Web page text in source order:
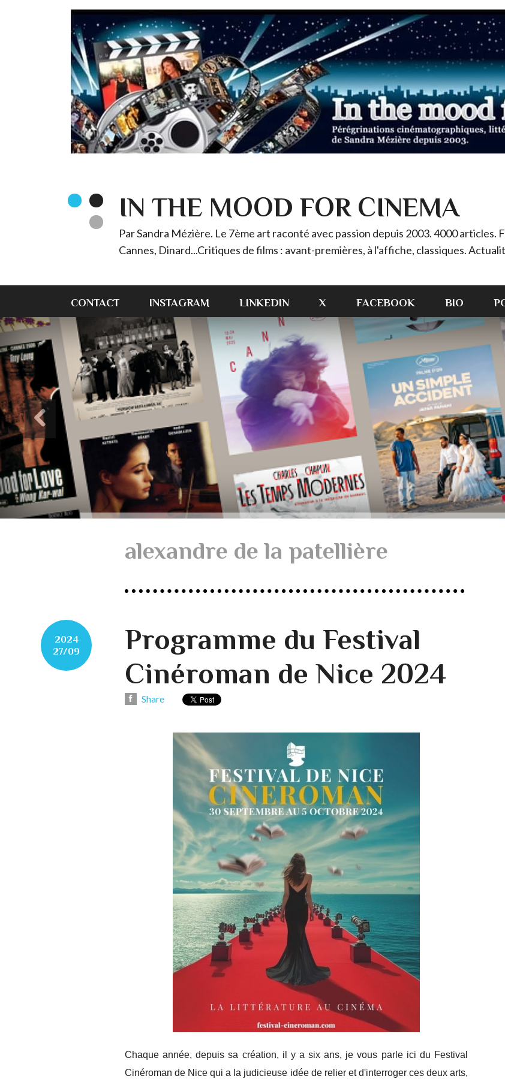
IN THE MOOD FOR CINEMA
Par Sandra Mézière. Le 7ème art raconté avec passion depuis 2003. 4000 articles.
Cannes, Dinard...Critiques de films : avant-premières, à l'affiche, classiques.
CONTACT INSTAGRAM LINKEDIN X FACEBOOK BIO
alexandre de la patellière
2024
27/09
Programme du Festival
Cinéroman de Nice 2024
Share
Chaque année, depuis sa création, il y a six ans, je vous parle ici du Festival
Cinéroman de Nice qui a la judicieuse idée de relier et d'interroger ces deux arts,